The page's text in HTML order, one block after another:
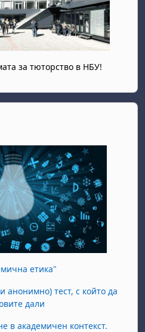
за тюторство в НБУ!
етика"
анонимно) тест, с който да
дали
в академичен контекст.